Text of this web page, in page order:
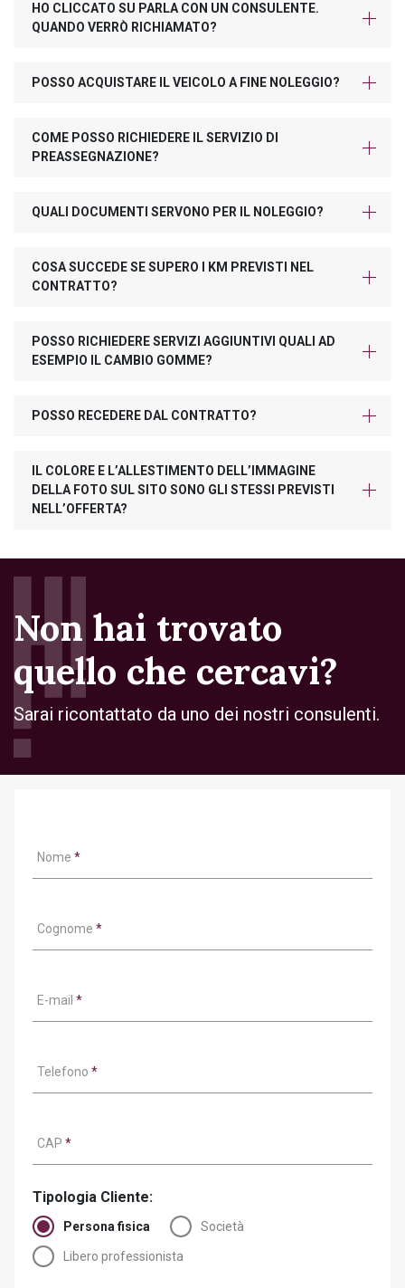
HO CLICCATO SU PARLA CON UN CONSULENTE.
QUANDO VERRÒ RICHIAMATO?
POSSO ACQUISTARE IL VEICOLO A FINE NOLEGGIO?
COME POSSO RICHIEDERE IL SERVIZIO DI
PREASSEGNAZIONE?
QUALI DOCUMENTI SERVONO PER IL NOLEGGIO?
COSA SUCCEDE SE SUPERO I KM PREVISTI NEL
CONTRATTO?
POSSO RICHIEDERE SERVIZI AGGIUNTIVI QUALI AD
ESEMPIO IL CAMBIO GOMME?
POSSO RECEDERE DAL CONTRATTO?
IL COLORE E L’ALLESTIMENTO DELL’IMMAGINE
DELLA FOTO SUL SITO SONO GLI STESSI PREVISTI
NELL’OFFERTA?
Non hai trovato
quello che cercavi?
Sarai ricontattato da uno dei nostri consulenti.
Nome *
Cognome *
E-mail *
Telefono *
CAP *
Tipologia Cliente:
Persona fisica Società
Libero professionista